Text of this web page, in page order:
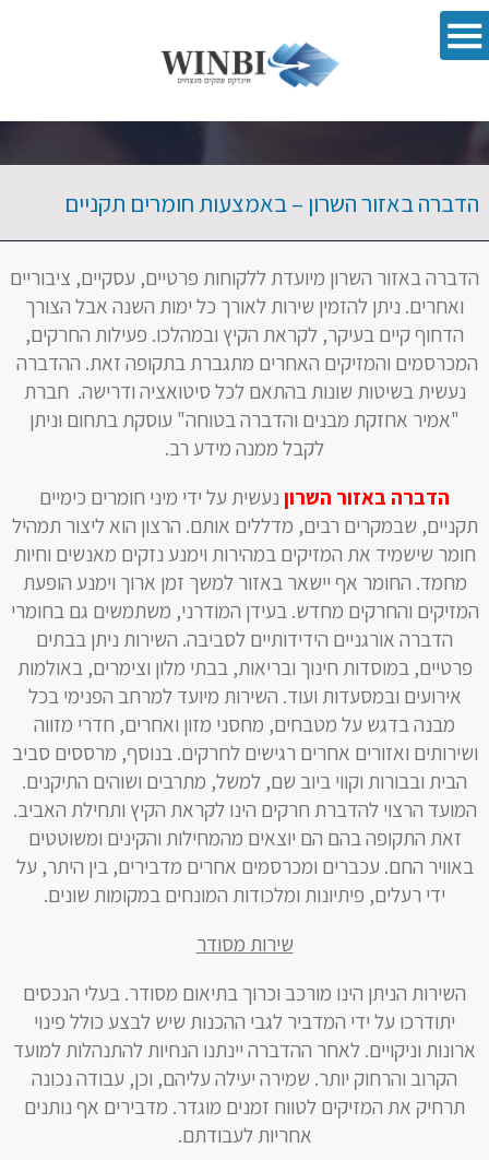
הדברה באזור השרון – באמצעות חומרים תקניים
הדברה באזור השרון מיועדת ללקוחות פרטיים, עסקיים, ציבוריים
ואחרים. ניתן להזמין שירות לאורך כל ימות השנה אבל הצורך
הדחוף קיים בעיקר, לקראת הקיץ ובמהלכו. פעילות החרקים,
המכרסמים והמזיקים האחרים מתגברת בתקופה זאת. ההדברה
נעשית בשיטות שונות בהתאם לכל סיטואציה ודרישה. חברת
"אמיר אחזקת מבנים והדברה בטוחה" עוסקת בתחום וניתן
לקבל ממנה מידע רב.
הדברה באזור השרון נעשית על ידי מיני חומרים כימיים
תקניים, שבמקרים רבים, מדללים אותם. הרצון הוא ליצור תמהיל
חומר שישמיד את המזיקים במהירות וימנע נזקים מאנשים וחיות
מחמד. החומר אף יישאר באזור למשך זמן ארוך וימנע הופעת
המזיקים והחרקים מחדש. בעידן המודרני, משתמשים גם בחומרי
הדברה אורגניים הידידותיים לסביבה. השירות ניתן בבתים
פרטיים, במוסדות חינוך ובריאות, בבתי מלון וצימרים, באולמות
אירועים ובמסעדות ועוד. השירות מיועד למרחב הפנימי בכל
מבנה בדגש על מטבחים, מחסני מזון ואחרים, חדרי מזווה
ושירותים ואזורים אחרים רגישים לחרקים. בנוסף, מרססים סביב
הבית ובבורות וקווי ביוב שם, למשל, מתרבים ושוהים התיקנים.
המועד הרצוי להדברת חרקים הינו לקראת הקיץ ותחילת האביב.
זאת התקופה בהם הם יוצאים מהמחילות והקינים ומשוטטים
באוויר החם. עכברים ומכרסמים אחרים מדבירים, בין היתר, על
ידי רעלים, פיתיונות ומלכודות המונחים במקומות שונים.
שירות מסודר
השירות הניתן הינו מורכב וכרוך בתיאום מסודר. בעלי הנכסים
יתודרכו על ידי המדביר לגבי ההכנות שיש לבצע כולל פינוי
ארונות וניקויים. לאחר ההדברה יינתנו הנחיות להתנהלות למועד
הקרוב והרחוק יותר. שמירה יעילה עליהם, וכן, עבודה נכונה
תרחיק את המזיקים לטווח זמנים מוגדר. מדבירים אף נותנים
אחריות לעבודתם.